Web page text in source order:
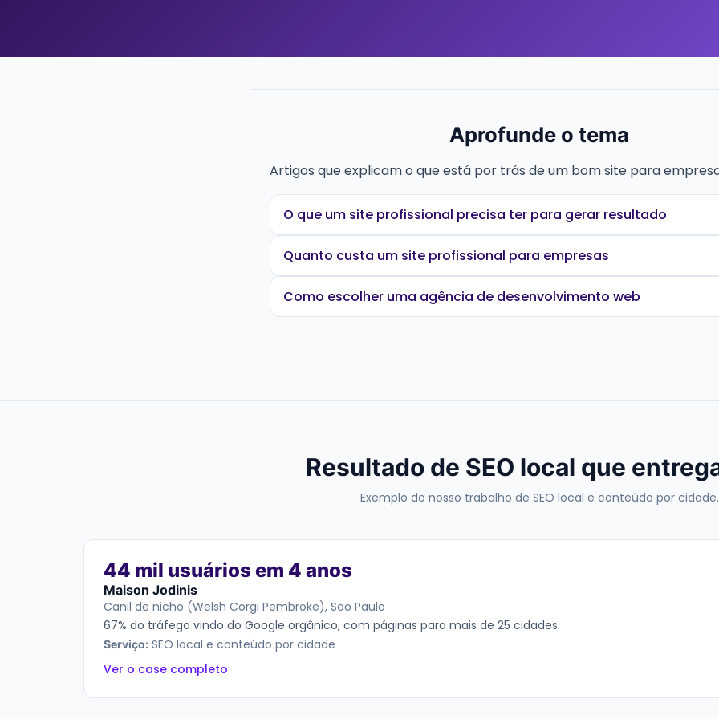
Aprofunde o tema
Artigos que explicam o que está por trás de um bom site para
O que um site profissional precisa ter para gerar resultado
Quanto custa um site profissional para empresas
Como escolher uma agência de desenvolvimento web
Resultado de SEO local que
Exemplo do nosso trabalho de SEO local e conteúdo por cidade.
44 mil usuários em 4 anos
Maison Jodinis
Canil de nicho (Welsh Corgi Pembroke), São Paulo
67% do tráfego vindo do Google orgânico, com páginas para mais de 25 cidades.
Serviço: SEO local e conteúdo por cidade
Ver o case completo